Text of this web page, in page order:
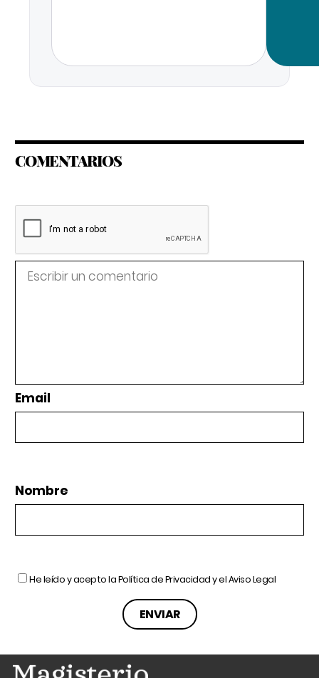
COMENTARIOS
Email
Nombre
He leído y acepto laPolítica de Privacidady elAviso Legal